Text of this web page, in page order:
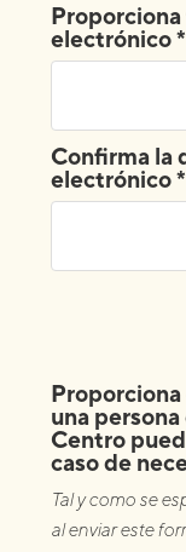
electrónico *
Confirma la
electrónico *
una
Centro
caso de
Tal y como se
al enviar este